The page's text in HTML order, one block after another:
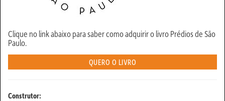
Clique no link abaixo para saber como adquirir o livro Prédios de São
Paulo.
QUERO O LIVRO
Construtor: